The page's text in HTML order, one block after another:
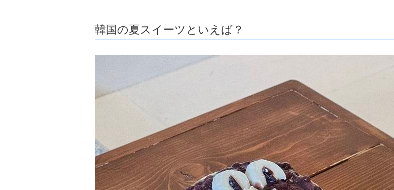
-
韓国の夏スイーツといえば？